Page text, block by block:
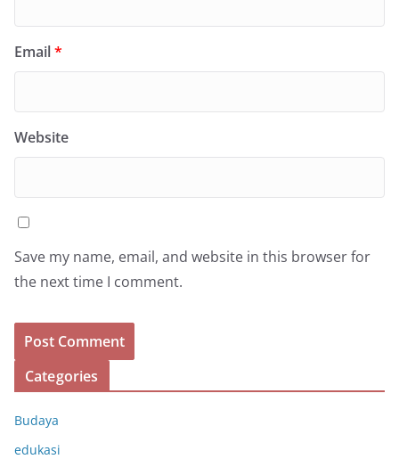
Email*
Website
Save my name, email, and website in this browser for
the next time I comment.
Categories
Budaya
edukasi